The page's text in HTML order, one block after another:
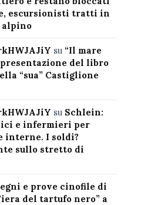
escursionisti tratti in
alpino
su “Il mare
del libro
“sua” Castiglione
su Schlein:
e infermieri per
interne. I soldi?
sullo stretto di
e prove cinofile di
del tartufo nero” a